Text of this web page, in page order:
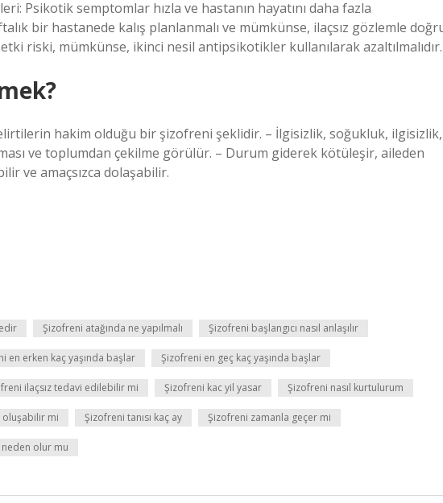
Psikotik semptomlar hızla ve hastanın hayatını daha fazla
bir hastanede kalış planlanmalı ve mümkünse, ilaçsız gözlemle
etki riski, mümkünse, ikinci nesil antipsikotikler kullanılarak azaltılmalıdır.
hakim olduğu bir şizofreni şeklidir. – İlgisizlik, soğukluk, ilgisizlik,
ve toplumdan çekilme görülür. – Durum giderek kötüleşir, aileden
ve amaçsızca dolaşabilir.
Şizofreni atağında ne yapılmalı Şizofreni başlangıcı nasıl anlaşılır
en erken kaç yaşında başlar Şizofreni en geç kaç yaşında başlar
ilaçsız tedavi edilebilir mi Şizofreni kac yil yasar Şizofreni nasıl kurtulurum
mi Şizofreni tanısı kaç ay Şizofreni zamanla geçer mi
olur mu